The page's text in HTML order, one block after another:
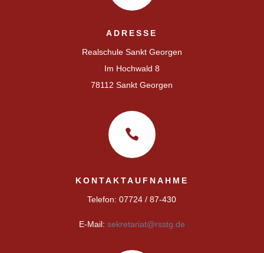
ADRESSE
Realschule Sankt Georgen
Im Hochwald 8
78112 Sankt Georgen

KONTAKTAUFNAHME
Telefon: 07724 / 87-430
E-Mail: sekretariat@rsstg.de